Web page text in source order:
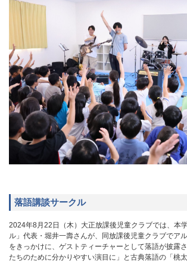
落語講談サークル
2024年8月22日（木）大正放課後児童クラブでは、本
ル」代表・堀井一壽さんが、同放課後児童クラブでア
をきっかけに、ゲストティーチャーとして落語が披露
たちのために分かりやすい演目に」と古典落語の「桃